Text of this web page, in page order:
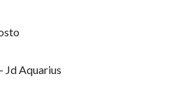
Jd Aquarius